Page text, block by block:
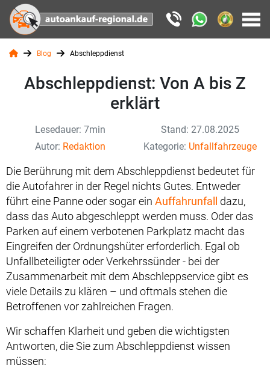
Blog Abschleppdienst
Abschleppdienst: Von A bis Z
erklärt
Lesedauer: 7min
Stand: 27.08.2025
Autor: Redaktion Kategorie: Unfallfahrzeuge
Die Berührung mit dem Abschleppdienst bedeutet für
die Autofahrer in der Regel nichts Gutes. Entweder
führt eine Panne oder sogar ein Auffahrunfall
dazu,
dass das Auto abgeschleppt werden muss. Oder das
Parken auf einem verbotenen Parkplatz macht das
Eingreifen der Ordnungshüter erforderlich. Egal ob
Unfallbeteiligter oder Verkehrssünder - bei der
Zusammenarbeit mit dem Abschleppservice gibt es
viele Details zu klären – und oftmals stehen die
Betroffenen vor zahlreichen Fragen.
Wir schaffen Klarheit und geben die wichtigsten
Antworten, die Sie zum Abschleppdienst wissen
müssen: